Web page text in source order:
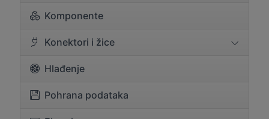
Komponente
Konektori i žice
Hlađenje
Pohrana podataka